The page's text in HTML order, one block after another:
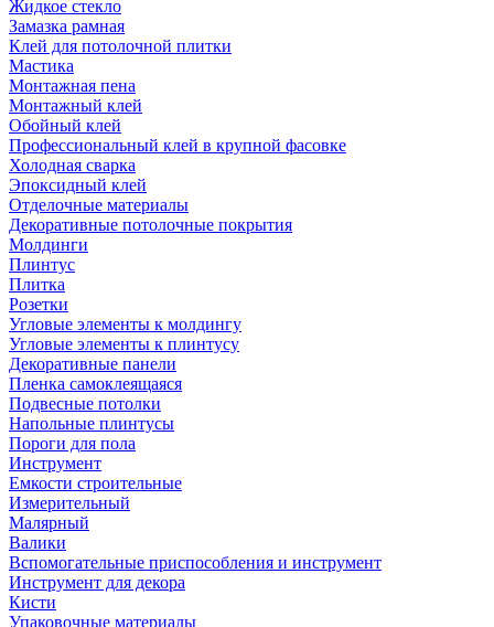
Жидкое стекло
Замазка рамная
Клей для потолочной плитки
Мастика
Монтажная пена
Монтажный клей
Обойный клей
Профессиональный клей в крупной фасовке
Холодная сварка
Эпоксидный клей
Отделочные материалы
Декоративные потолочные покрытия
Молдинги
Плинтус
Плитка
Розетки
Угловые элементы к молдингу
Угловые элементы к плинтусу
Декоративные панели
Пленка самоклеящаяся
Подвесные потолки
Напольные плинтусы
Пороги для пола
Инструмент
Емкости строительные
Измерительный
Малярный
Валики
Вспомогательные приспособления и инструмент
Инструмент для декора
Кисти
Упаковочные материалы